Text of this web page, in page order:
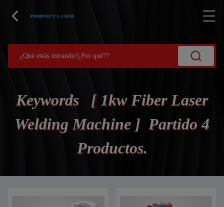
Keywords [ 1kw Fiber Laser
Welding Machine ] Partido 4
Productos.